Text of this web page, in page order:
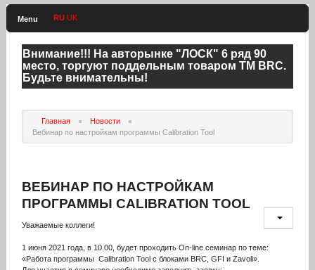
Menu RU UK
Внимание!!! На авторынке "ЛОСК" 6 ряд 90
место, торгуют поддельным товаром ТМ BRC.
Будьте внимательны!
Главная
Новости
Вебинар по настройкам программы Calibration Tool
ВЕБИНАР ПО НАСТРОЙКАМ
ПРОГРАММЫ CALIBRATION TOOL
Уважаемые коллеги!
1 июня 2021 года, в 10.00, будет проходить On-line семинар по теме:
«Работа программы Calibration Tool с блоками BRC, GFI и Zavoli».